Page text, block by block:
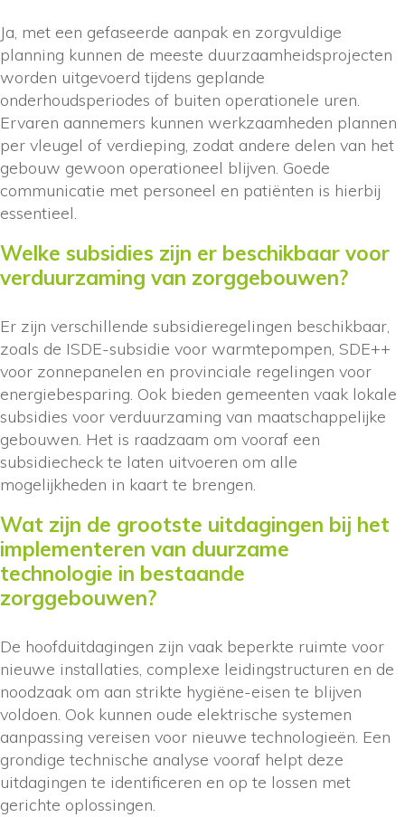
Ja, met een gefaseerde aanpak en zorgvuldige
planning kunnen de meeste duurzaamheidsprojecten
worden uitgevoerd tijdens geplande
onderhoudsperiodes of buiten operationele uren.
Ervaren aannemers kunnen werkzaamheden plannen
per vleugel of verdieping, zodat andere delen van het
gebouw gewoon operationeel blijven. Goede
communicatie met personeel en patiënten is hierbij
essentieel.
Welke subsidies zijn er beschikbaar voor
verduurzaming van zorggebouwen?
Er zijn verschillende subsidieregelingen beschikbaar,
zoals de ISDE-subsidie voor warmtepompen, SDE++
voor zonnepanelen en provinciale regelingen voor
energiebesparing. Ook bieden gemeenten vaak lokale
subsidies voor verduurzaming van maatschappelijke
gebouwen. Het is raadzaam om vooraf een
subsidiecheck te laten uitvoeren om alle
mogelijkheden in kaart te brengen.
Wat zijn de grootste uitdagingen bij het
implementeren van duurzame
technologie in bestaande
zorggebouwen?
De hoofduitdagingen zijn vaak beperkte ruimte voor
nieuwe installaties, complexe leidingstructuren en de
noodzaak om aan strikte hygiëne-eisen te blijven
voldoen. Ook kunnen oude elektrische systemen
aanpassing vereisen voor nieuwe technologieën. Een
grondige technische analyse vooraf helpt deze
uitdagingen te identificeren en op te lossen met
gerichte oplossingen.